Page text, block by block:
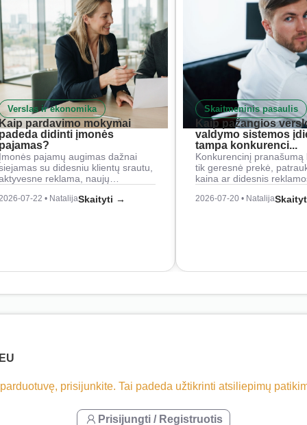
Verslas ir ekonomika
pardavimo mokymai
didinti įmonės
pajamų augimas dažnai
su didesniu klientų srautu,
reklama, naujų…
07-22 • NatalijaSkaityti →
Skaitmeninis pasaulis
Kaip pažangios
valdymo sistemos
tampa konkurenci...
Konkurencinį pranašumą
tik geresnė prekė,
kaina ar didesnis
2026-07-20 • Natalija
prisijunkite. Tai padeda užtikrinti atsiliepimų
Prisijungti / Registruotis